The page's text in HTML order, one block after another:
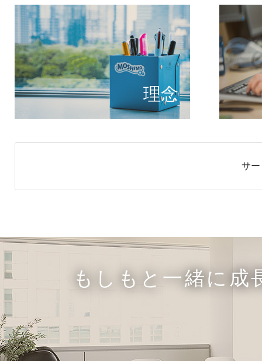
理念
個のチ
もしもが描く未
サ
もしもと一緒に成